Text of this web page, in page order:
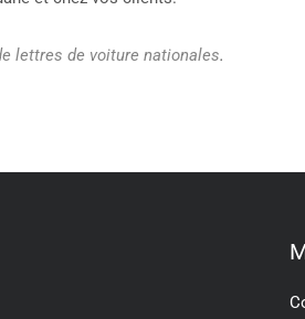
lettres de voiture nationales.